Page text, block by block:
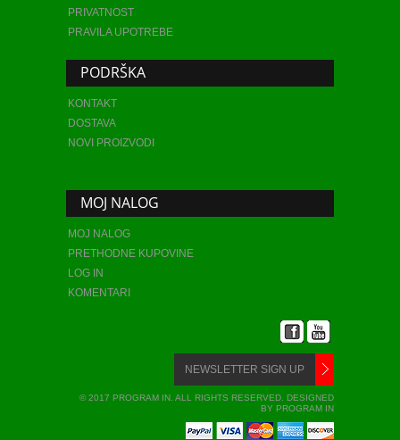
PRIVATNOST
PRAVILA UPOTREBE
PODRŠKA
KONTAKT
DOSTAVA
NOVI PROIZVODI
MOJ NALOG
MOJ NALOG
PRETHODNE KUPOVINE
LOG IN
KOMENTARI
© 2017 PROGRAM IN. ALL RIGHTS RESERVED. DESIGNED
BY PROGRAM IN